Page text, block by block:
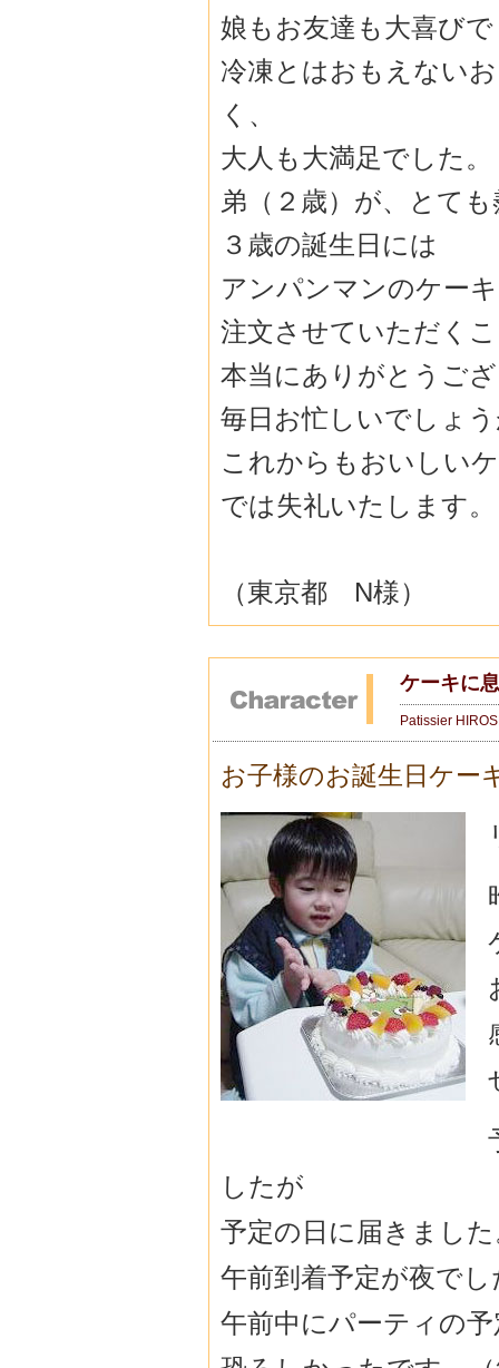
娘もお友達も大喜び
冷凍とはおもえない
く、
大人も大満足でした。
弟（２歳）が、とて
３歳の誕生日には
アンパンマンのケー
注文させていただく
本当にありがとうご
毎日お忙しいでしょ
これからもおいしい
では失礼いたします。
（東京都 N様）
ケーキに
Patissier
お子様のお誕生日ケー
したが
予定の日に届きまし
午前到着予定が夜でし
午前中にパーティの